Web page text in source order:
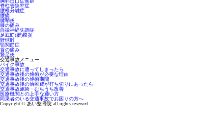
脊柱管狭窄症
腰椎分離症
腰痛
腱鞘炎
膝の痛み
自律神経失調症
足底筋(腱)膜炎
野球肘
顎関節症
首の痛み
鵞足炎
交通事故メニュー
バイク事故
交通事故に遭ってしまったら
交通事故後の施術が必要な理由
交通事故後の施術期間
交通事故後の治療費が打ち切りにあったら
交通事故施術・むちうち改善
医療機関との上手な通い方
同乗者のいる交通事故でお困りの方へ
Copyright © あい整骨院 all rights reserved.